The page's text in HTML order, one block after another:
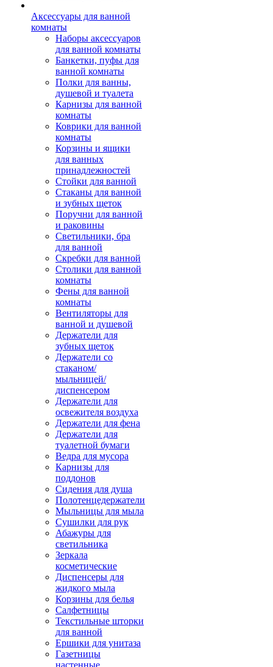
Аксессуары для ванной
комнаты
Наборы аксессуаров
для ванной комнаты
Банкетки, пуфы для
ванной комнаты
Полки для ванны,
душевой и туалета
Карнизы для ванной
комнаты
Коврики для ванной
комнаты
Корзины и ящики
для ванных
принадлежностей
Стойки для ванной
Стаканы для ванной
и зубных щеток
Поручни для ванной
и раковины
Светильники, бра
для ванной
Скребки для ванной
Столики для ванной
комнаты
Фены для ванной
комнаты
Вентиляторы для
ванной и душевой
Держатели для
зубных щеток
Держатели со
стаканом/
мыльницей/
диспенсером
Держатели для
освежителя воздуха
Держатели для фена
Держатели для
туалетной бумаги
Ведра для мусора
Карнизы для
поддонов
Сидения для душа
Полотенцедержатели
Мыльницы для мыла
Сушилки для рук
Абажуры для
светильника
Зеркала
косметические
Диспенсеры для
жидкого мыла
Корзины для белья
Салфетницы
Текстильные шторки
для ванной
Ершики для унитаза
Газетницы
настенные